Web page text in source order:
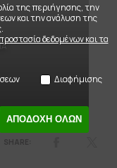
της περιήγησης, την
και την ανάλυση της
δεδομένων και τα
Διαφήμισης
ΑΠΟΔΟΧΗ ΟΛΩΝ